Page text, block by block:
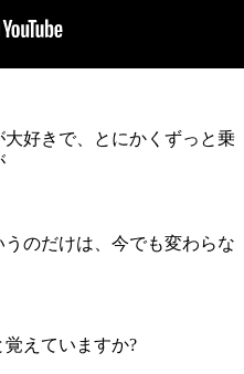
好きで、とにかくずっと乗
のだけは、今でも変わらな
えていますか?